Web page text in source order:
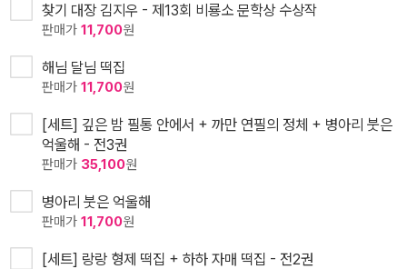
찾기 대장 김지우 - 제13회 비룡소 문학상 수상작
판매가 11,700원
해님 달님 떡집
판매가 11,700원
[세트] 깊은 밤 필통 안에서 + 까만 연필의 정체 + 병아리 붓은
억울해 - 전3권
판매가 35,100원
병아리 붓은 억울해
판매가 11,700원
[세트] 랑랑 형제 떡집 + 하하 자매 떡집 - 전2권